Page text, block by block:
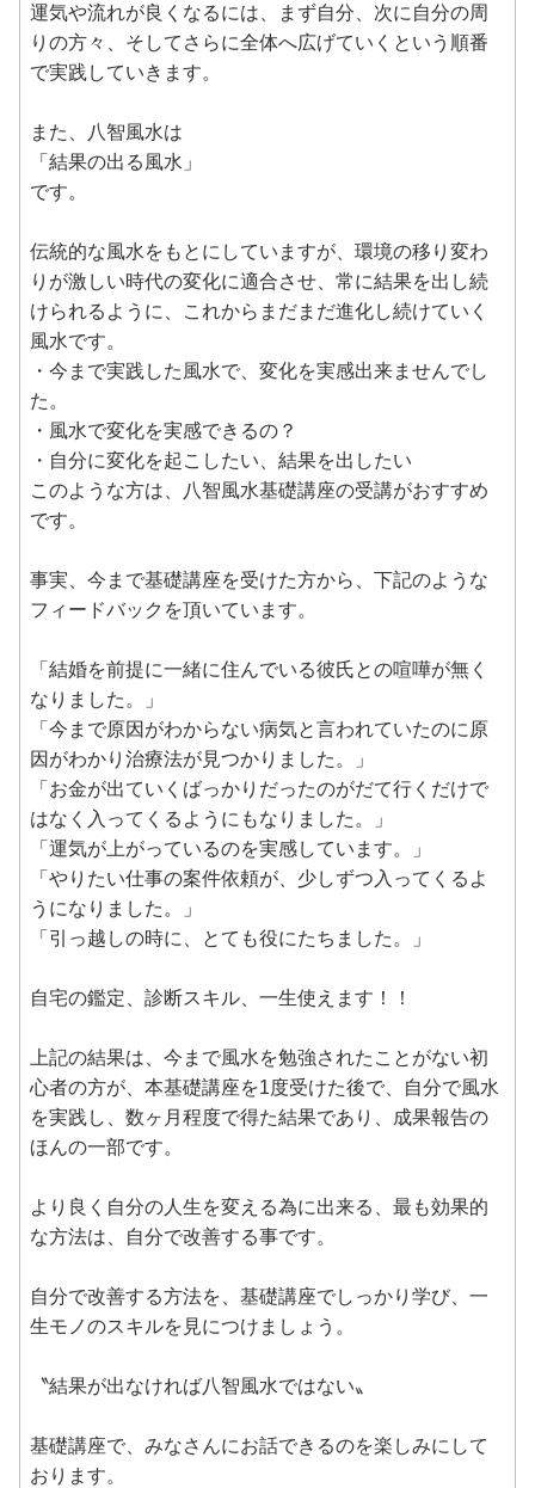
運気や流れが良くなるには、まず自分、次に自分の周
りの方々、そしてさらに全体へ広げていくという順番
で実践していきます。
また、八智風水は
「結果の出る風水」
です。
伝統的な風水をもとにしていますが、環境の移り変わ
りが激しい時代の変化に適合させ、常に結果を出し続
けられるように、これからまだまだ進化し続けていく
風水です。
・今まで実践した風水で、変化を実感出来ませんでし
た。
・風水で変化を実感できるの？
・自分に変化を起こしたい、結果を出したい
このような方は、八智風水基礎講座の受講がおすすめ
です。
事実、今まで基礎講座を受けた方から、下記のような
フィードバックを頂いています。
「結婚を前提に一緒に住んでいる彼氏との喧嘩が無く
なりました。」
「今まで原因がわからない病気と言われていたのに原
因がわかり治療法が見つかりました。」
「お金が出ていくばっかりだったのがだて行くだけで
はなく入ってくるようにもなりました。」
「運気が上がっているのを実感しています。」
「やりたい仕事の案件依頼が、少しずつ入ってくるよ
うになりました。」
「引っ越しの時に、とても役にたちました。」
自宅の鑑定、診断スキル、一生使えます！！
上記の結果は、今まで風水を勉強されたことがない初
心者の方が、本基礎講座を1度受けた後で、自分で風水
を実践し、数ヶ月程度で得た結果であり、成果報告の
ほんの一部です。
より良く自分の人生を変える為に出来る、最も効果的
な方法は、自分で改善する事です。
自分で改善する方法を、基礎講座でしっかり学び、一
生モノのスキルを見につけましょう。
〝結果が出なければ八智風水ではない〟
基礎講座で、みなさんにお話できるのを楽しみにして
おります。